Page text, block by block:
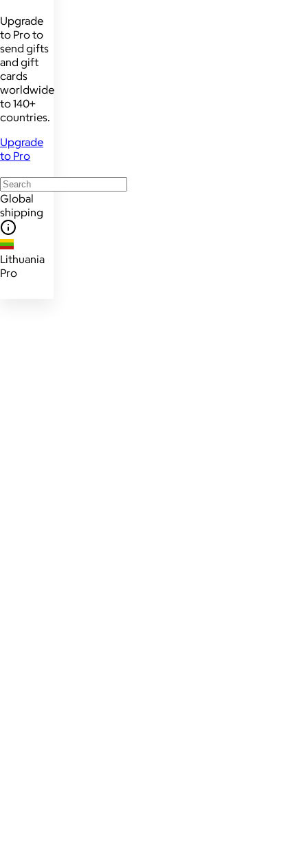
Upgrade
to Pro to
send gifts
and gift
cards
worldwide
to 140+
countries.
Upgrade
to Pro
Global
shipping
Lithuania
Pro